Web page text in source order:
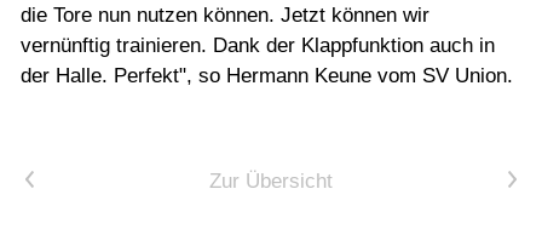
die Tore nun nutzen können. Jetzt können wir
vernünftig trainieren. Dank der Klappfunktion auch in
der Halle. Perfekt", so Hermann Keune vom SV Union.
Vorheriger Artikel Zur Übersicht Nächster Artikel